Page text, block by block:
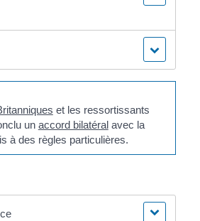
et les ressortissants
un accord bilatéralavec la
à des règles particulières.